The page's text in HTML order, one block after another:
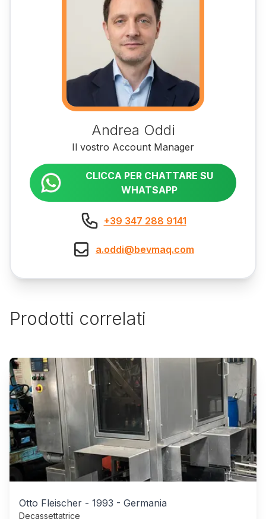
Andrea Oddi
Il vostro Account Manager
CLICCA PER CHATTARE SU
WHATSAPP
+39 347 288 9141
a.oddi@bevmaq.com
Prodotti correlati
Otto Fleischer - 1993 - Germania
Decassettatrice